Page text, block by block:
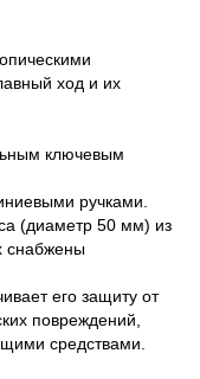
ход и их
ключевым
ручками.
(диаметр 50 мм) из
снабжены
его защиту от
повреждений,
средствами.